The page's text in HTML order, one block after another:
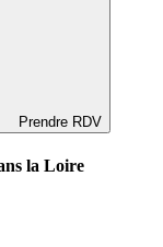
Prendre RDV
la Loire